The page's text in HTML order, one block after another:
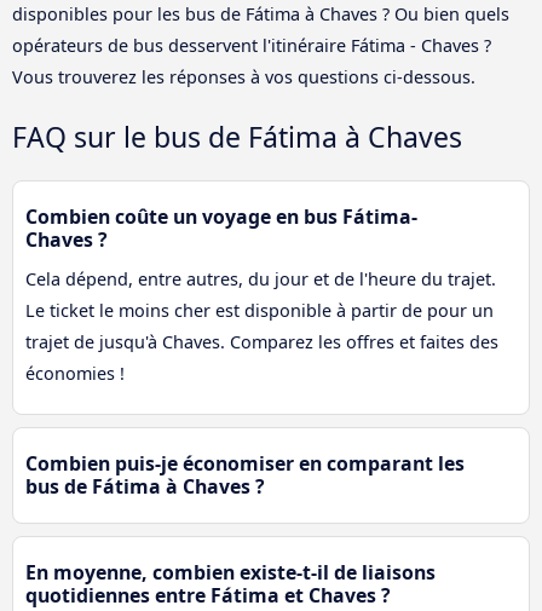
disponibles pour les bus de Fátima à Chaves ? Ou bien quels
opérateurs de bus desservent l'itinéraire Fátima - Chaves ?
Vous trouverez les réponses à vos questions ci-dessous.
FAQ sur le bus de Fátima à Chaves
Combien coûte un voyage en bus Fátima-
Chaves ?
Cela dépend, entre autres, du jour et de l'heure du trajet.
Le ticket le moins cher est disponible à partir de pour un
trajet de jusqu'à Chaves. Comparez les offres et faites des
économies !
Combien puis-je économiser en comparant les
bus de Fátima à Chaves ?
En moyenne, combien existe-t-il de liaisons
quotidiennes entre Fátima et Chaves ?